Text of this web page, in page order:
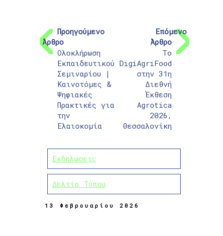
Προηγούμενο
Άρθρο
Ολοκλήρωση
Εκπαιδευτικού
Σεμιναρίου |
Καινοτόμες &
Ψηφιακές
Πρακτικές για
την
Ελαιοκομία
Επόμενο
Άρθρο
Το
DigiAgriFood
στην 31η
Διεθνή
Έκθεση
Agrotica
2026,
Θεσσαλονίκη
Εκδηλώσεις
Δελτία Τύπου
13 Φεβρουαρίου 2026